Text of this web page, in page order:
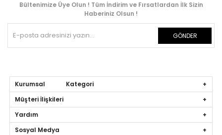
Bültenimize Üye Olun ! Tüm İndirim ve Fırsatlardan İlk Sizin
Haberiniz Olsun !
GÖNDER
Kurumsal Kategori
Müşteri İlişkileri
Yardım
Sosyal Medya